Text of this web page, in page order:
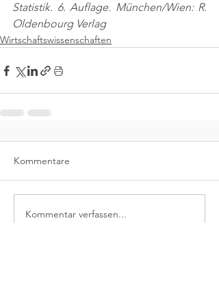
Statistik. 6. Auflage. München/Wien: R.
Oldenbourg Verlag
Wirtschaftswissenschaften
Kommentare
Kommentar verfassen...